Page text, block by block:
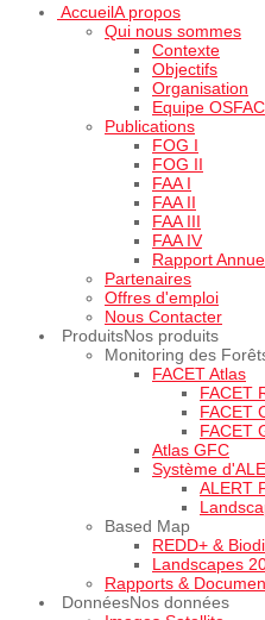
AccueilA propos
Qui nous sommes
Contexte
Objectifs
Organisation
Equipe OSFAC
Publications
FOG I
FOG II
FAA I
FAA II
FAA III
FAA IV
Rapport
Partenaires
Offres d'emploi
Nous Contacter
ProduitsNos produits
Monitoring des
FACET Atlas
FACET
FACET
FACET
Atlas GFC
Système
ALERT
Based Map
REDD+ &
Landscapes
Rapports &
DonnéesNos données